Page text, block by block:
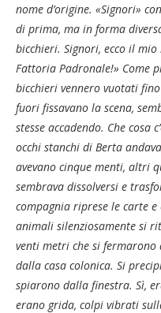
nome d’origine. «Signori»
di prima, ma in forma
bicchieri. Signori, ecco il
Fattoria Padronale!» Come
bicchieri vennero vuotati
fuori fissavano la scena,
stesse accadendo. Che cosa
occhi stanchi di Berta
avevano cinque menti, altri
sembrava dissolversi e
compagnia riprese le carte
animali silenziosamente si
venti metri che si
dalla casa colonica. Si
spiarono dalla finestra. Sì,
erano grida, colpi vibrati